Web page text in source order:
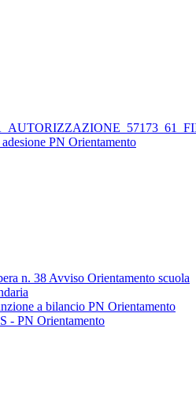
PN Orientamento
n. 38 Avviso Orientamento scuola
a bilancio PN Orientamento
- PN Orientamento